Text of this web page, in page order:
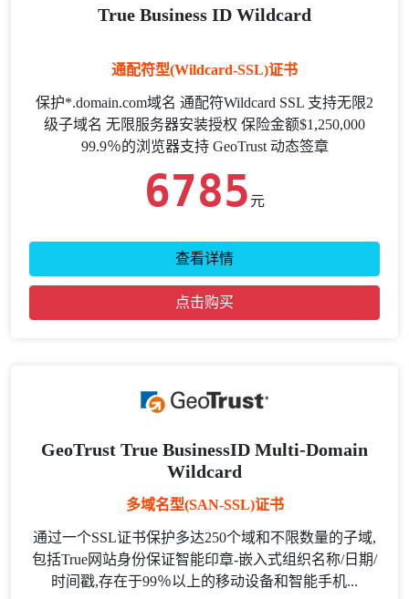
True Business ID Wildcard
通配符型(Wildcard-SSL)证书
保护*.domain.com域名 通配符Wildcard SSL 支持无限2
级子域名 无限服务器安装授权 保险金额$1,250,000
99.9％的浏览器支持 GeoTrust 动态签章
6785 元
查看详情
点击购买
GeoTrust True BusinessID Multi-Domain
Wildcard
多域名型(SAN-SSL)证书
通过一个SSL证书保护多达250个域和不限数量的子域,
包括True网站身份保证智能印章-嵌入式组织名称/日期/
时间戳,存在于99％以上的移动设备和智能手机...